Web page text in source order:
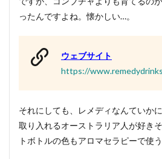
ったんですよね。懐かしい…。
ウェブサイト
https://
それにしても、レメディなんていか
取り入れるオーストラリア人が好き
トボトルの色もアロマセラピーで使